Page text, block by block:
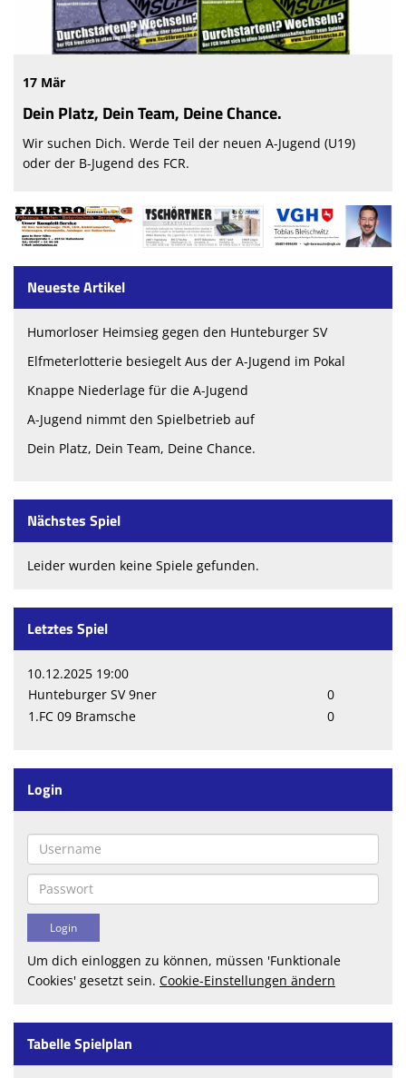
17 Mär
Dein Platz, Dein Team, Deine Chance.
Wir suchen Dich. Werde Teil der neuen A-Jugend (U19)
oder der B-Jugend des FCR.
Neueste Artikel
Humorloser Heimsieg gegen den Hunteburger SV
Elfmeterlotterie besiegelt Aus der A-Jugend im Pokal
Knappe Niederlage für die A-Jugend
A-Jugend nimmt den Spielbetrieb auf
Dein Platz, Dein Team, Deine Chance.
Nächstes Spiel
Leider wurden keine Spiele gefunden.
Letztes Spiel
10.12.2025 19:00
Hunteburger SV 9ner
0
1.FC 09 Bramsche
0
Login
Um dich einloggen zu können, müssen 'Funktionale
Cookies' gesetzt sein. Cookie-Einstellungen ändern
Tabelle Spielplan